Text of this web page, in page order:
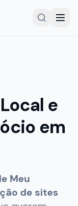
e
em
Meu
de sites